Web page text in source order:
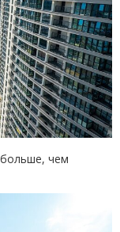
больше, чем